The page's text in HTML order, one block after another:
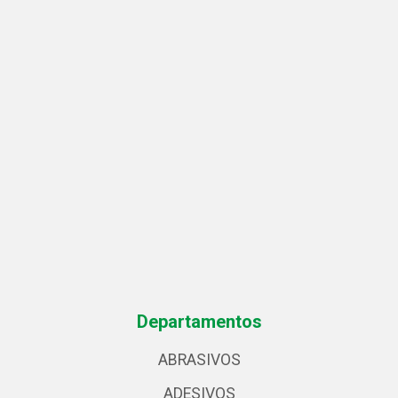
Departamentos
ABRASIVOS
ADESIVOS